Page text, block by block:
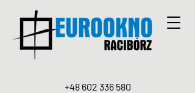
+48 602 336 580